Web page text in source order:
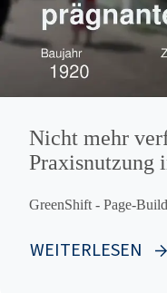
Nicht mehr
Praxisnutzung
GreenShift - Page-
WEITERLESEN